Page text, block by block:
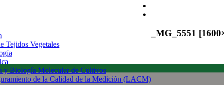
Tejidos Vegetales
y Biología Molecular de Cultivos
de la Calidad de la Medición (LACM)
_MG_5551